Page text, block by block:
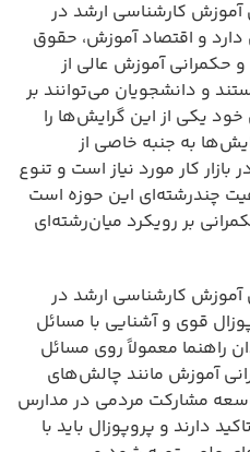
آموزش کارشناسی ارشد در
و اقتصاد آموزش، حقوق
آموزش عالی از
و دانشجویان می‌توانند بر
یکی از این گرایش‌ها را
به جنبه خاصی از
کار مورد نیاز است و تنوع
چندرشته‌ای این حوزه است
بر رویکرد میان‌رشته‌ای
آموزش کارشناسی ارشد در
قوی و آشنایی با مسائل
راهنما معمولاً روی مسائل
آموزش مانند چالش‌های
مشارکت مردمی در مدارس
دارند و پروپوزال باید با